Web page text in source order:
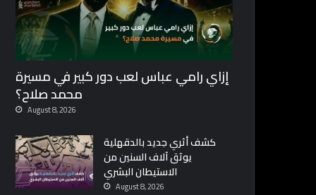
إزاي رامي عباس لعب دور كبير في مسيرة
محمد صلاح؟
August 8, 2026
كشف أثري جديد بالدقهلية
يوثق آلاف السنين من
الاستيطان البشري
August 8, 2026